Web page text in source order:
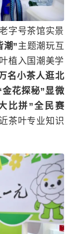
字号茶馆实景
潮”主题潮玩互
植入国潮美学
名小茶人逛北
金花探秘”显微
比拼”全民赛
茶叶专业知识